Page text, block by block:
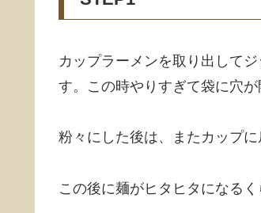
カップラーメンを取り出して
す。この時やりすぎて袋に穴
粉々にした後は、またカップに
この後に麺がヒタヒタになる